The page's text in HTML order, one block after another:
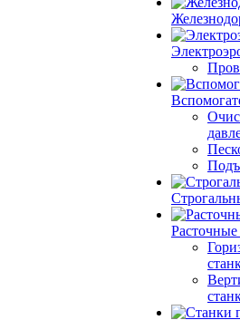
Расточные